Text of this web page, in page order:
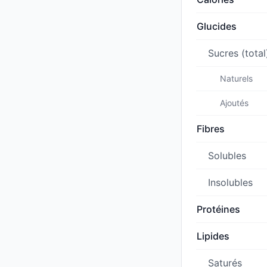
Glucides
Sucres
Naturels
Ajoutés
Fibres
Solubles
Insolubles
Protéines
Lipides
Saturés